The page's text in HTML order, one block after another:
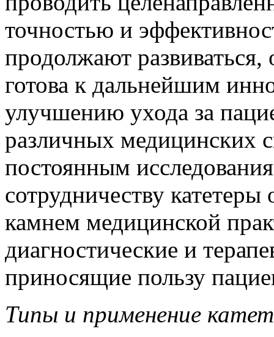
точностью и
продолжают развиваться,
готова к дальнейшим
улучшению ухода за
различных медицинских
постоянным
сотрудничеству
камнем медицинской
диагностические и
приносящие пользу
Типы и применение